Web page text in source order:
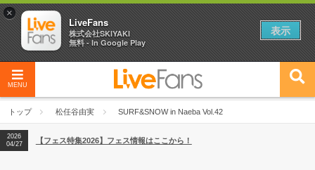
MENU
トップ 松任谷由実 SURF&SNOW in Naeba Vol.42
2026
04/27
2026
【ライブ動員ランキング】2026年上半期編発表！
2026
04/27
【フェス特集2026】フェス情報はここから！
×
LiveFans
株式会社SKIYAKI
無料 - In Google Play
表示